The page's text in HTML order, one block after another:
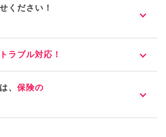
ください！
ラブル対応！
、 保険の